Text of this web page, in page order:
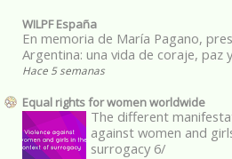
WILPF España
En memoria de María Pagano,
Argentina: una vida de coraje, paz
Hace 5 semanas
Equal rights for women worldwide
The different
against women and
surrogacy 6/